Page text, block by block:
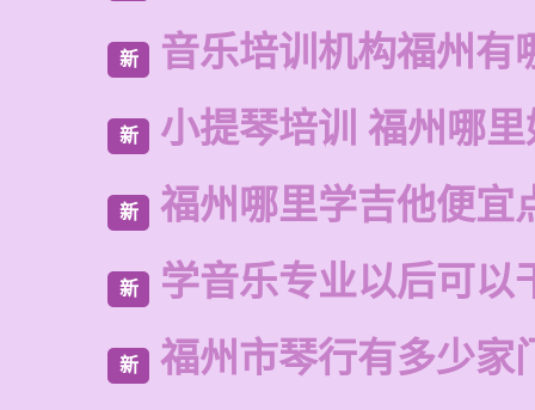
新 音乐培训机构福州有
新 小提琴培训 福州哪
新 福州哪里学吉他便宜
新 学音乐专业以后可以
新 福州市琴行有多少家